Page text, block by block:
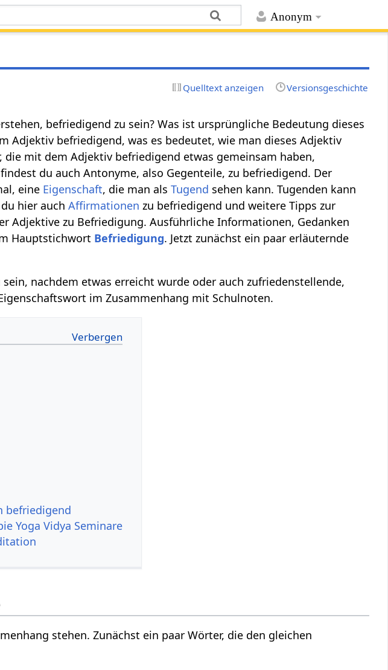
Anonym
Quelltext anzeigen Versionsgeschichte
befriedigend zu sein? Was ist ursprüngliche Bedeutung dieses
Adjektiv befriedigend, was es bedeutet, wie man dieses Adjektiv
mit dem Adjektiv befriedigend etwas gemeinsam haben,
du auch Antonyme, also Gegenteile, zu befriedigend. Der
eine Eigenschaft, die man alsTugend sehen kann. Tugenden kann
hier auchAffirmationen zu befriedigend und weitere Tipps zur
Adjektive zu Befriedigung. Ausführliche Informationen, Gedanken
Hauptstichwort Befriedigung. Jetzt zunächst ein paar erläuternde
nachdem etwas erreicht wurde oder auch zufriedenstellende,
im Zusammenhang mit Schulnoten.
befriedigend
Yoga Vidya Seminare
stehen. Zunächst ein paar Wörter, die den gleichen